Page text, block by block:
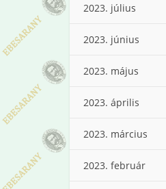
2023. július
2023. június
2023. május
2023. április
2023. március
2023. február